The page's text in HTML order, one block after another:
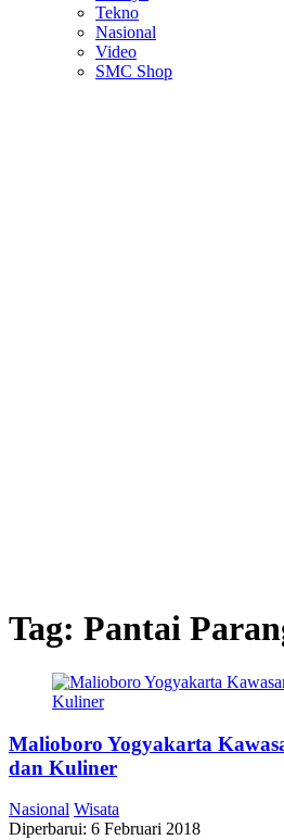
Tekno
Nasional
Video
SMC Shop
Tag: Pantai
Malioboro Yogyakarta
dan Kuliner
Nasional Wisata
Diperbarui: 6 Februari 2018